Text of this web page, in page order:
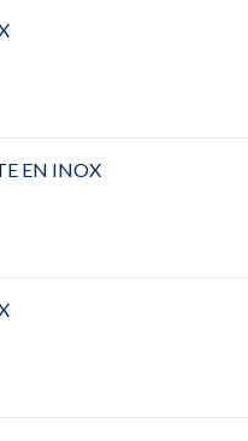
EN INOX